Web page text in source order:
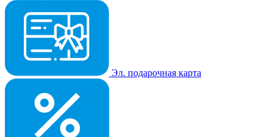
Эл. подарочная карта